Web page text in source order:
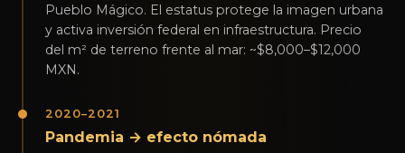
Pueblo Mágico. El estatus protege la imagen urbana
y activa inversión federal en infraestructura. Precio
del m² de terreno frente al mar: ~$8,000–$12,000
MXN.
2020–2021
Pandemia → efecto nómada